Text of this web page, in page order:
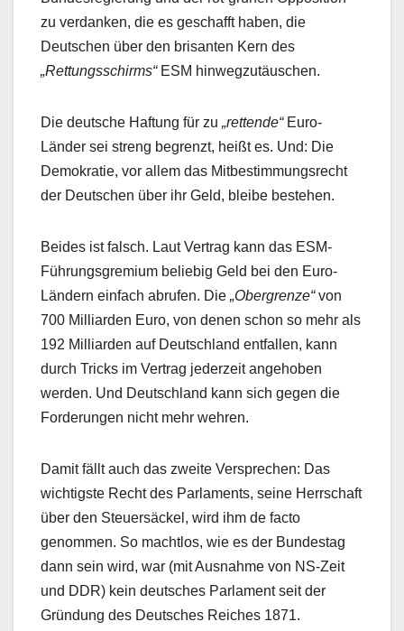
zu verdanken, die es geschafft haben, die
Deutschen über den brisanten Kern des
„Rettungsschirms“ESM hinwegzutäuschen.
Die deutsche Haftung für zu „rettende“Euro-
Länder sei streng begrenzt, heißt es. Und: Die
Demokratie, vor allem das Mitbestimmungsrecht
der Deutschen über ihr Geld, bleibe bestehen.
Beides ist falsch. Laut Vertrag kann das ESM-
Führungsgremium beliebig Geld bei den Euro-
Ländern einfach abrufen. Die „Obergrenze“von
700 Milliarden Euro, von denen schon so mehr als
192 Milliarden auf Deutschland entfallen, kann
durch Tricks im Vertrag jederzeit angehoben
werden. Und Deutschland kann sich gegen die
Forderungen nicht mehr wehren.
Damit fällt auch das zweite Versprechen: Das
wichtigste Recht des Parlaments, seine Herrschaft
über den Steuersäckel, wird ihm de facto
genommen. So machtlos, wie es der Bundestag
dann sein wird, war (mit Ausnahme von NS-Zeit
und DDR) kein deutsches Parlament seit der
Gründung des Deutsches Reiches 1871.